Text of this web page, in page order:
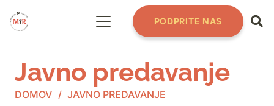
PODPRITE NAS
Javno predavanje
DOMOV / JAVNO PREDAVANJE